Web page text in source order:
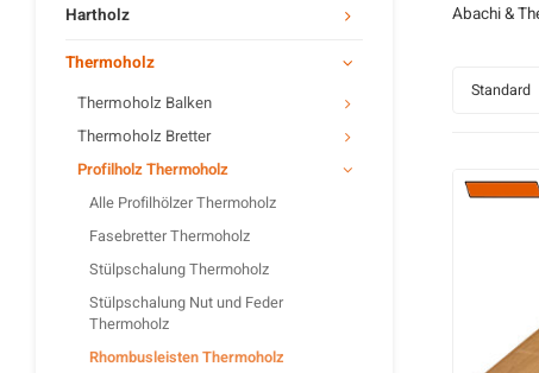
Thermoholz Bretter Nut &
Hartholz
Thermoholz
Thermoholz Balken
Thermoholz Bretter
Profilholz Thermoholz
Alle Profilhölzer Thermoholz
Fasebretter Thermoholz
Stülpschalung Thermoholz
Stülpschalung Nut und Feder
Thermoholz
Rhombusleisten Thermoholz
Abachi &
Standard